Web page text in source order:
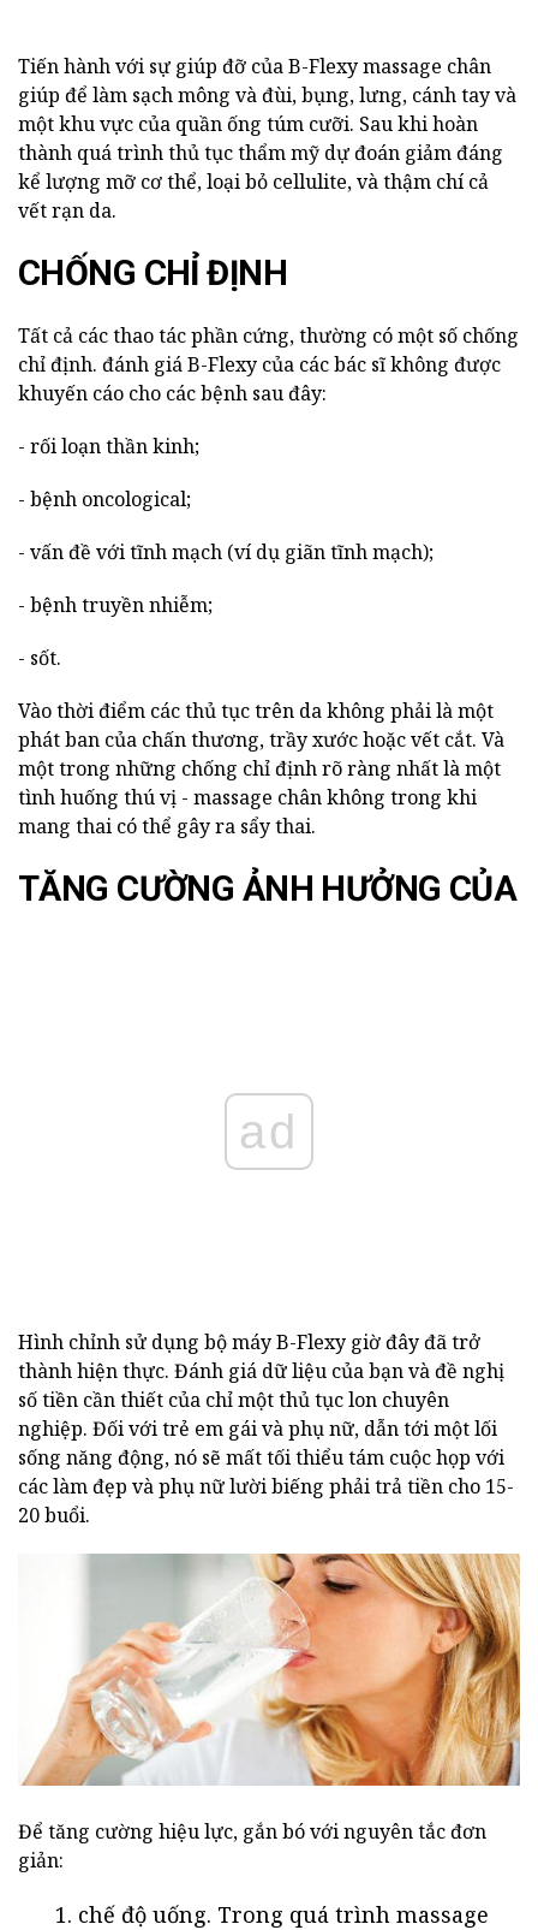
Tiến hành với sự giúp đỡ của B-Flexy massage chân
giúp để làm sạch mông và đùi, bụng, lưng, cánh tay và
một khu vực của quần ống túm cưỡi. Sau khi hoàn
thành quá trình thủ tục thẩm mỹ dự đoán giảm đáng
kể lượng mỡ cơ thể, loại bỏ cellulite, và thậm chí cả
vết rạn da.
CHỐNG CHỈ ĐỊNH
Tất cả các thao tác phần cứng, thường có một số chống
chỉ định. đánh giá B-Flexy của các bác sĩ không được
khuyến cáo cho các bệnh sau đây:
- rối loạn thần kinh;
- bệnh oncological;
- vấn đề với tĩnh mạch (ví dụ giãn tĩnh mạch);
- bệnh truyền nhiễm;
- sốt.
Vào thời điểm các thủ tục trên da không phải là một
phát ban của chấn thương, trầy xước hoặc vết cắt. Và
một trong những chống chỉ định rõ ràng nhất là một
tình huống thú vị - massage chân không trong khi
mang thai có thể gây ra sẩy thai.
TĂNG CƯỜNG ẢNH HƯỞNG CỦA
ad
Hình chỉnh sử dụng bộ máy B-Flexy giờ đây đã trở
thành hiện thực. Đánh giá dữ liệu của bạn và đề nghị
số tiền cần thiết của chỉ một thủ tục lon chuyên
nghiệp. Đối với trẻ em gái và phụ nữ, dẫn tới một lối
sống năng động, nó sẽ mất tối thiểu tám cuộc họp với
các làm đẹp và phụ nữ lười biếng phải trả tiền cho 15-
20 buổi.
Để tăng cường hiệu lực, gắn bó với nguyên tắc đơn
giản:
chế độ uống. Trong quá trình massage